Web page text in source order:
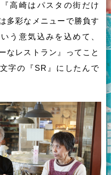
高崎はパスタの街だけ
多彩なメニューで勝負す
う意気込みを込めて、
なレストラン』ってこと
字の『SR』にしたんで